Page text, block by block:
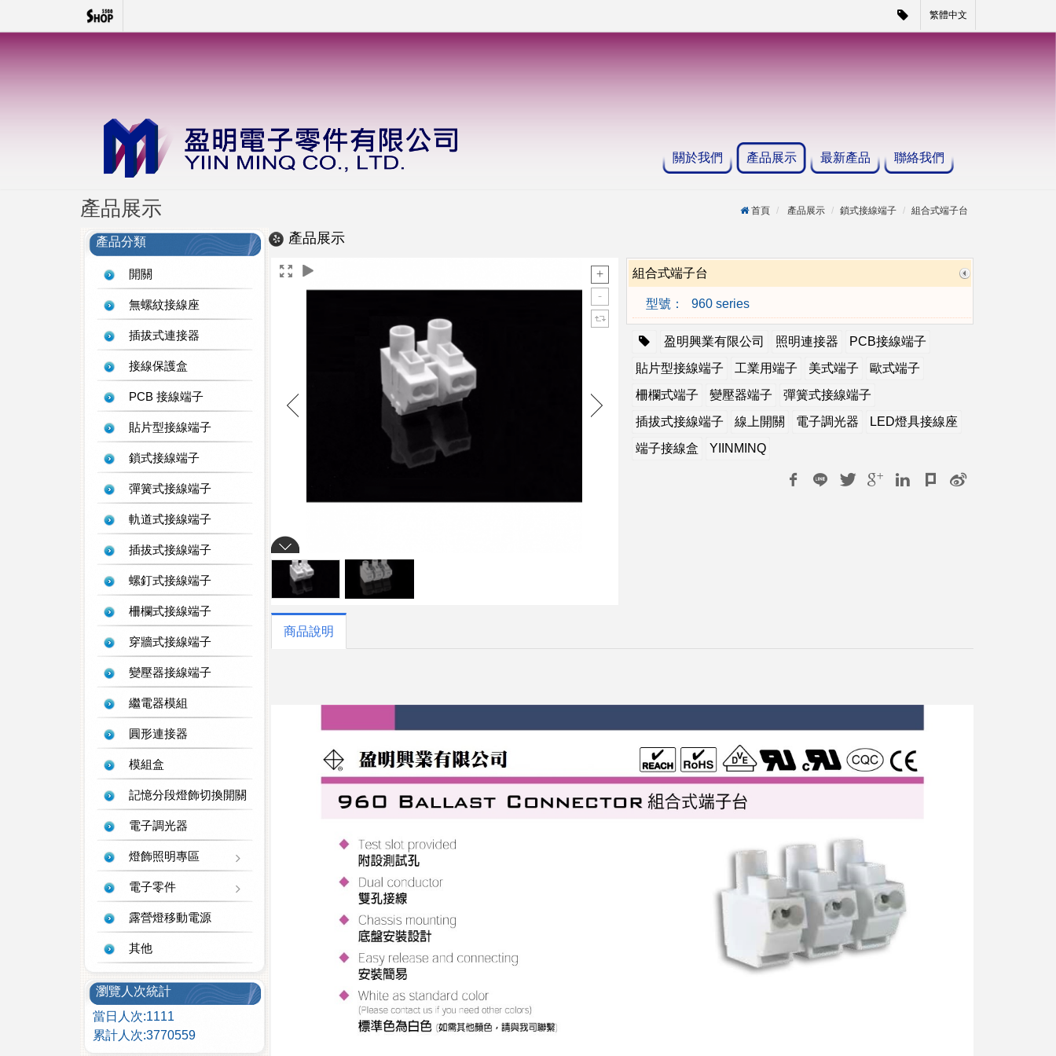
繁體中文
關於我們 產品展示 最新產品 聯絡我們
產品展示 首頁 產品展示 鎖式接線端子 組合式端子台
產品分類
開關
無螺紋接線座
插拔式連接器
接線保護盒
PCB 接線端子
貼片型接線端子
鎖式接線端子
彈簧式接線端子
軌道式接線端子
插拔式接線端子
螺釘式接線端子
柵欄式接線端子
穿牆式接線端子
變壓器接線端子
繼電器模組
圓形連接器
模組盒
記憶分段燈飾切換開關
電子調光器
燈飾照明專區
電子零件
露營燈移動電源
其他
瀏覽人次統計
當日人次:1111
累計人次:3770559
產品展示
組合式端子台
型號： 960 series
盈明興業有限公司 照明連接器
PCB接線端子
貼片型接線端子
工業用端子 美式端子
歐式端子
柵欄式端子
變壓器端子
彈簧式接線端子
插拔式接線端子
線上開關 電子調光器
LED燈具接線座
端子接線盒
YIINMINQ
商品說明